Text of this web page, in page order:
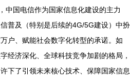
中国电信作为国家信息化建设的主力
普及（特别是后续的4G/5G建设）中扮
户、赋能社会数字化转型的承诺。如
经济深化、全球科技竞争加剧的格局，
下了引领未来核心技术、保障国家信息